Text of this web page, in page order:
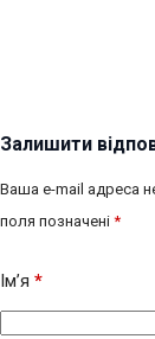
Залишити
Ваша e-mail адреса
поля позначені *
Ім’я *